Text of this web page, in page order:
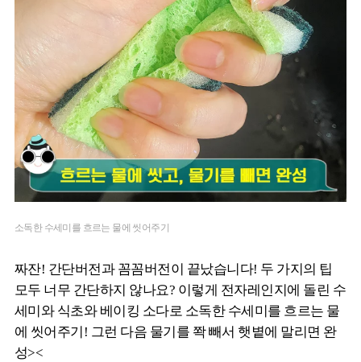
소독한 수세미를 흐르는 물에 씻어주기
짜잔! 간단버전과 꼼꼼버전이 끝났습니다! 두 가지의 팁
모두 너무 간단하지 않나요? 이렇게 전자레인지에 돌린 수
세미와 식초와 베이킹 소다로 소독한 수세미를 흐르는 물
에 씻어주기! 그런 다음 물기를 쫙 빼서 햇볕에 말리면 완
성><